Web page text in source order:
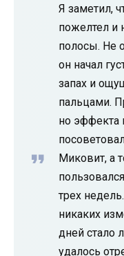
Я заметил,
пожелтел и
полосы. Не
он начал
запах и
пальцами.
но эффекта
Миковит, а
трех
никаких
дней стало
удалось